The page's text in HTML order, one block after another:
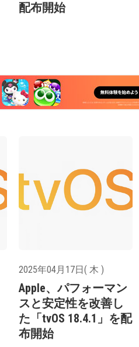
配布開始
2025年04月17日( 木 )
Apple、パフォーマン
スと安定性を改善し
た「tvOS 18.4.1」を配
布開始